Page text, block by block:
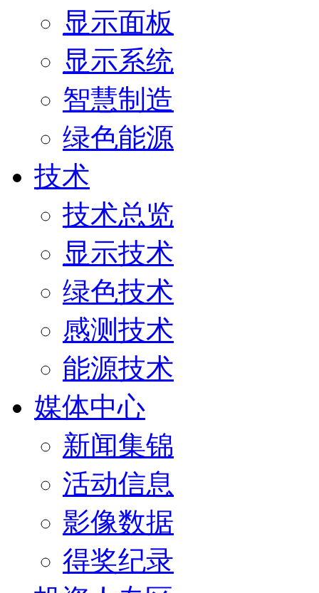
显示面板
显示系统
智慧制造
绿色能源
技术
技术总览
显示技术
绿色技术
感测技术
能源技术
媒体中心
新闻集锦
活动信息
影像数据
得奖纪录